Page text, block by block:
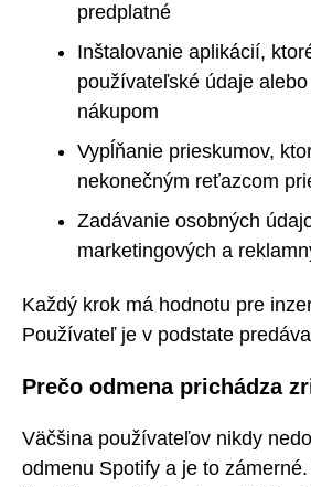
predplatné
Inštalovanie aplikácií,
používateľské údaje
nákupom
Vypĺňanie prieskumov,
nekonečným reťazcom
Zadávanie osobných
marketingových a
Každý krok má hodnotu pre
Používateľ je v podstate
Prečo odmena prichádza
Väčšina používateľov nikdy
odmenu Spotify a je to